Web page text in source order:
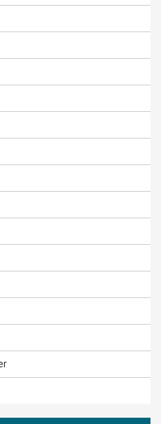
Dulux Inspire 2in1 – Bề mặt
– BỀ MẶT BÓNG MỜ – 15L
TỪ DULUX MÀU BỀN ĐẸP